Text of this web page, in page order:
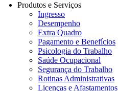
Produtos e Serviços
Ingresso
Desempenho
Extra Quadro
Pagamento e Benefícios
Psicologia do Trabalho
Saúde Ocupacional
Segurança do Trabalho
Rotinas Administrativas
Licenças e Afastamentos